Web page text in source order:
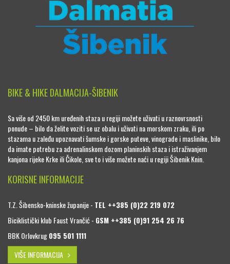
BIKE & HIKE DALMACIJA-ŠIBENIK
Sa više od 2450 km uređenih staza u regiji možete uživati u raznovrsnosti
ponude – bilo da želite voziti se uz obalu i uživati na morskom zraku, ili po
stazama u zaleđu upoznavati šumske i gorske puteve, vinograde i maslinike, bilo
da imate potrebu za adrenalinskom dozom planinskih staza i istraživanjem
kanjona rijeke Krke ili Čikole, sve to i više možete naći u regiji Šibenik Knin.
KORISNE INFORMACIJE
T.Z. Šibensko-kninske županije - TEL ++385 (0)22 219 072
Biciklistički klub Faust Vrančić - GSM ++385 (0)91 254 26 76
BBK Orlovkrug095 501 1111
VIŠE INFORMACIJA